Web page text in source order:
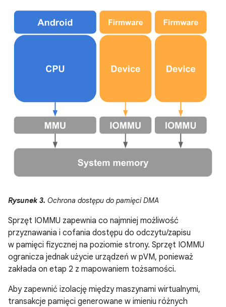
Rysunek 3. Ochrona dostępu do pamięci DMA
Sprzęt IOMMU zapewnia co najmniej możliwość
przyznawania i cofania dostępu do odczytu/zapisu
w pamięci fizycznej na poziomie strony. Sprzęt IOMMU
ogranicza jednak użycie urządzeń w pVM, ponieważ
zakłada on etap 2 z mapowaniem tożsamości.
Aby zapewnić izolację między maszynami wirtualnymi,
transakcje pamięci generowane w imieniu różnych